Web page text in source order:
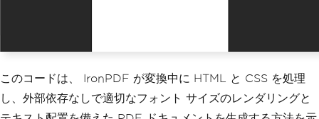
このコードは、 IronPDF が変換中に HTML と CSS を処理
し、外部依存なしで適切なフォント サイズのレンダリングと